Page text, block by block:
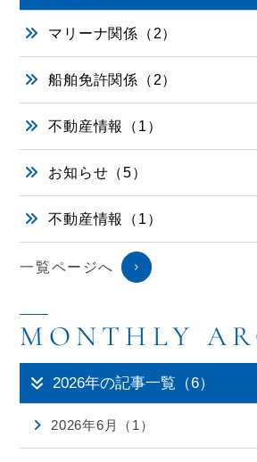
マリーナ関係（2）
船舶免許関係（2）
不動産情報（1）
お知らせ（5）
不動産情報（1）
一覧ページへ
2026年の記事一覧（6）
2026年6月（1）